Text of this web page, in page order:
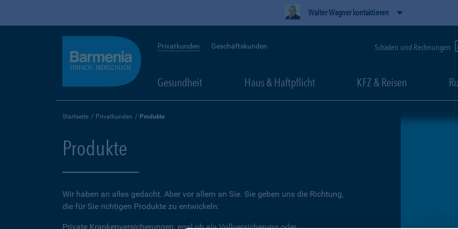
Walter Wagner kontaktieren
Privatkunden Geschäftskunden Schäden und Rechnungen
Gesundheit Haus & Haftpflicht KFZ & Reisen
Startseite Privatkunden Produkte
Produkte
Wir haben an alles gedacht. Aber vor allem an Sie. Sie geben uns die Richtung,
die für Sie richtigen Produkte zu entwickeln:
Private Krankenversicherungen, egal ob als Vollversicherung oder